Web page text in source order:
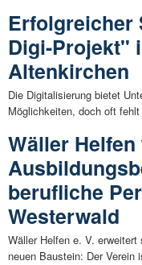
Erfolgreicher
Digi-Projekt"
Altenkirchen
Die Digitalisierung bietet
Möglichkeiten, doch oft
Wäller
berufliche
Westerwald
Wäller Helfen e. V.
neuen Baustein: Der Verein